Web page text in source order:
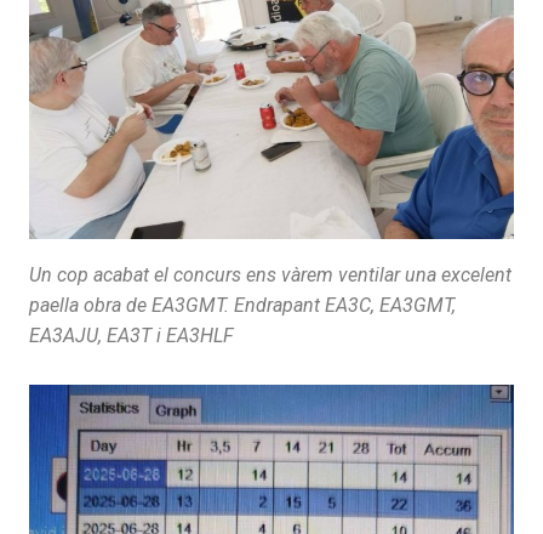
Un cop acabat el concurs ens vàrem ventilar una excelent
paella obra de EA3GMT. Endrapant EA3C, EA3GMT,
EA3AJU, EA3T i EA3HLF